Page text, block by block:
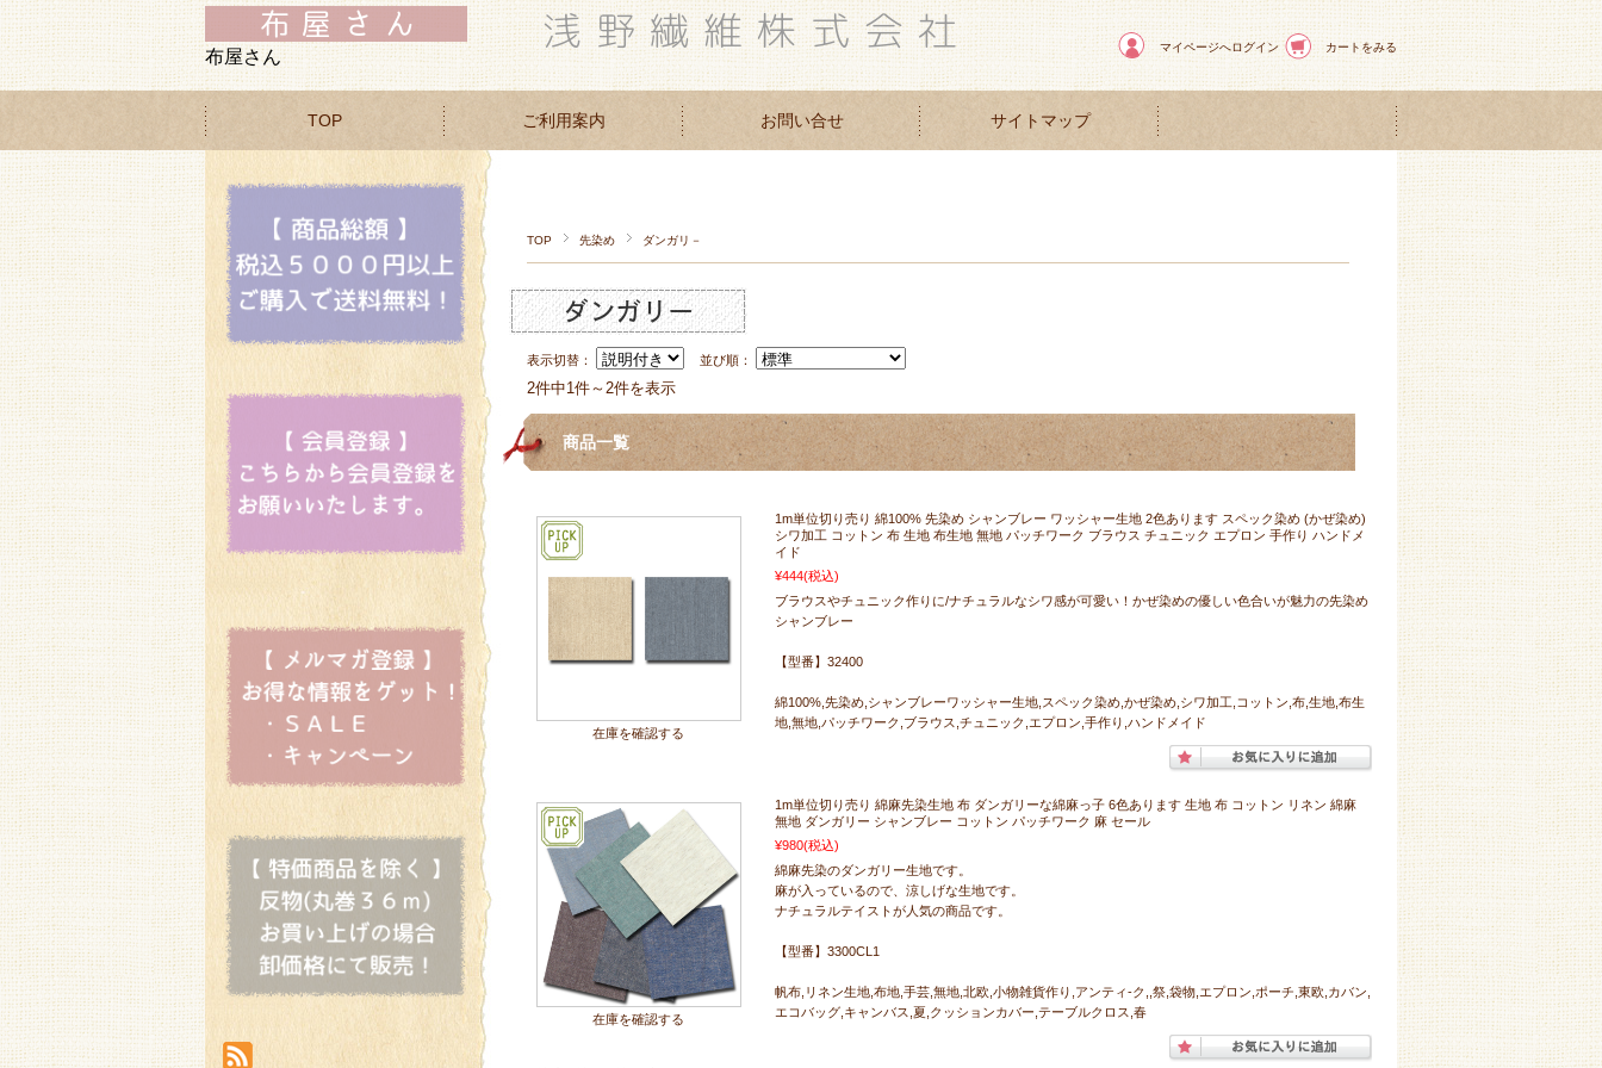
布屋さん マイページへログイン カートをみる
TOP ご利用案内 お問い合せ サイトマップ
TOP 先染め ダンガリ－
表示切替： 並び順：
2件中1件～2件を表示
商品一覧
在庫を確認する
1m単位切り売り 綿100% 先染め シャンブレー ワッシャー生地 2色あります スペック染め (かぜ染め)
シワ加工 コットン 布 生地 布生地 無地 パッチワーク ブラウス チュニック エプロン 手作り ハンドメ
イド
¥444(税込)
ブラウスやチュニック作りに/ナチュラルなシワ感が可愛い！かぜ染めの優しい色合いが魅力の先染め
シャンブレー
【型番】32400
綿100%,先染め,シャンブレーワッシャー生地,スペック染め,かぜ染め,シワ加工,コットン,布,生地,布生
地,無地,パッチワーク,ブラウス,チュニック,エプロン,手作り,ハンドメイド
在庫を確認する
1m単位切り売り 綿麻先染生地 布 ダンガリーな綿麻っ子 6色あります 生地 布 コットン リネン 綿麻
無地 ダンガリー シャンブレー コットン パッチワーク 麻 セール
¥980(税込)
綿麻先染のダンガリー生地です。
麻が入っているので、涼しげな生地です。
ナチュラルテイストが人気の商品です。
【型番】3300CL1
帆布,リネン生地,布地,手芸,無地,北欧,小物雑貨作り,アンティ-ク,,祭,袋物,エプロン,ポーチ,東欧,カバン,
エコバッグ,キャンバス,夏,クッションカバー,テーブルクロス,春